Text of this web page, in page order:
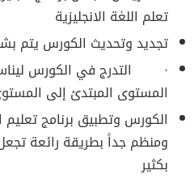
تعلم اللغة الانجليزية
تجديد وتحديث الكورس يتم
· التدرج في الكورس
المستوى المبتدئ إلى
الكورس وتطبيق برنامج تعليم
ومنظم جداً بطريقة رائعة
بكثير